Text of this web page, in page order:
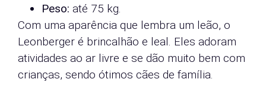
Peso: até 75 kg.
Com uma aparência que lembra um leão, o
Leonberger é brincalhão e leal. Eles adoram
atividades ao ar livre e se dão muito bem com
crianças, sendo ótimos cães de família.